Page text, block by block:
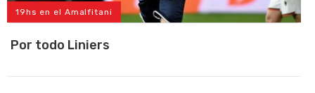
19hs en el Amalfitani
Por todo Liniers